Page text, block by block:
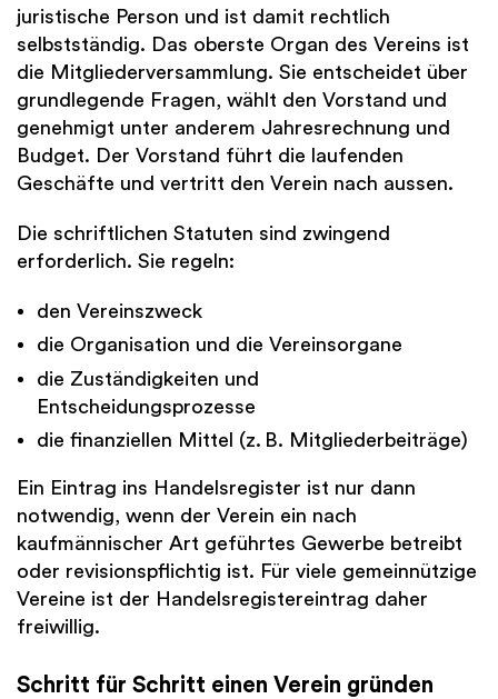
juristische Person und ist damit rechtlich
selbstständig. Das oberste Organ des Vereins ist
die Mitgliederversammlung. Sie entscheidet über
grundlegende Fragen, wählt den Vorstand und
genehmigt unter anderem Jahresrechnung und
Budget. Der Vorstand führt die laufenden
Geschäfte und vertritt den Verein nach aussen.
Die schriftlichen Statuten sind zwingend
erforderlich. Sie regeln:
den Vereinszweck
die Organisation und die Vereinsorgane
die Zuständigkeiten und
Entscheidungsprozesse
die finanziellen Mittel (z. B. Mitgliederbeiträge)
Ein Eintrag ins Handelsregister ist nur dann
notwendig, wenn der Verein ein nach
kaufmännischer Art geführtes Gewerbe betreibt
oder revisionspflichtig ist. Für viele gemeinnützige
Vereine ist der Handelsregistereintrag daher
freiwillig.
Schritt für Schritt einen Verein gründen